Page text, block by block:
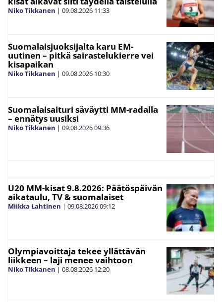
Niko Tikkanen | 09.08.2026 11:33
Suomalaisjuoksijalta karu EM-
uutinen – pitkä sairastelukierre vei
kisapaikan
Niko Tikkanen | 09.08.2026 10:30
Suomalaisaituri säväytti MM-radalla
– ennätys uusiksi
Niko Tikkanen | 09.08.202609:36
U20 MM-kisat 9.8.2026: Päätöspäivän
aikataulu, TV & suomalaiset
Miikka Lahtinen | 09.08.202609:12
Olympiavoittaja tekee yllättävän
liikkeen – laji menee vaihtoon
Niko Tikkanen | 08.08.2026 12:20